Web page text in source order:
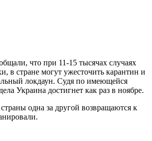
что при 11-15 тысячах случаях
в стране могут ужесточить карантин и
локдаун. Судя по имеющейся
Украина достигнет как раз в ноябре.
одна за другой возвращаются к